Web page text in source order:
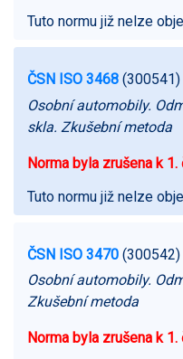
Tuto normu již nelze
ČSN ISO 3468 (300541)
Osobní automobily.
skla. Zkušební metoda
Norma byla zrušena k 1.
Tuto normu již nelze
ČSN ISO 3470 (300542)
Osobní automobily.
Zkušební metoda
Norma byla zrušena k